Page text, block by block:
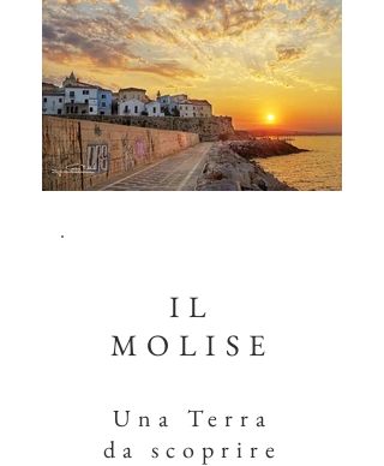
IL
MOLISE
Una Terra
da scoprire